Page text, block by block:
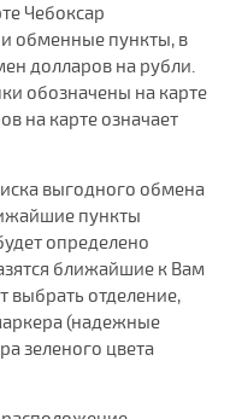
Чебоксар
обменные пункты, в
долларов на рубли.
обозначены на карте
на карте означает
выгодного обмена
пункты
определено
ближайшие к Вам
выбрать отделение,
(надежные
зеленого цвета